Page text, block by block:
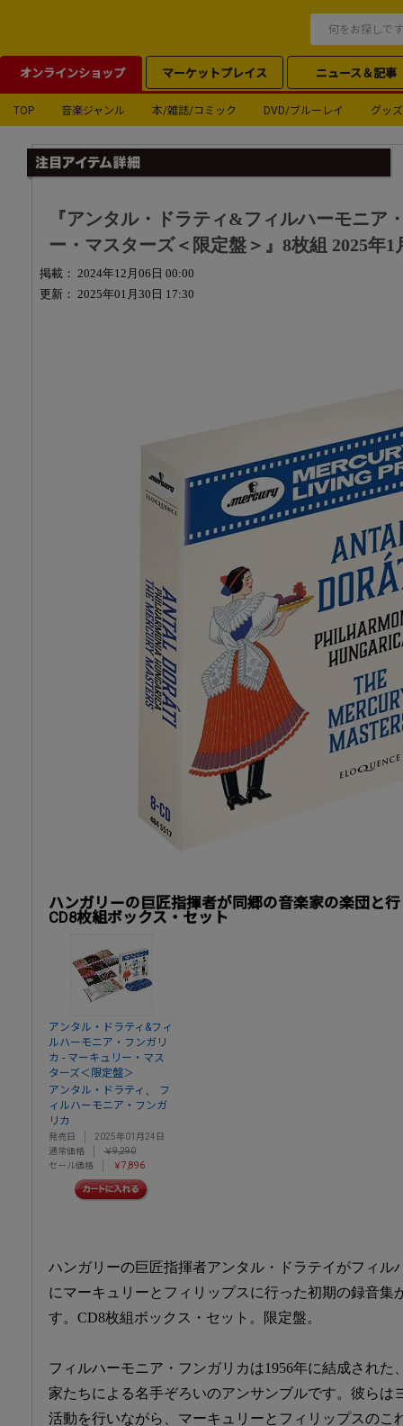
オンラインショップ マーケットプレイス ニュース＆記事
TOP 音楽ジャンル 本/雑誌/コミック DVD/ブルーレイ グッズ
『アンタル・ドラティ&フィルハーモニア
ー・マスターズ＜限定盤＞』8枚組 2025年1
掲載： 2024年12月06日 00:00
更新： 2025年01月30日 17:30
ハンガリーの巨匠指揮者が同郷の音楽家の楽団と
CD8枚組ボックス・セット
アンタル・ドラティ&フィ
ルハーモニア・フンガリ
カ - マーキュリー・マス
ターズ＜限定盤＞
アンタル・ドラティ 、
フ
ィルハーモニア・フンガ
リカ
発売日
2025年01月24日
通常価格
￥9,290
セール価格
￥7,896
ハンガリーの巨匠指揮者アンタル・ドラテイがフィル
にマーキュリーとフィリップスに行った初期の録音集
す。CD8枚組ボックス・セット。限定盤。
フィルハーモニア・フンガリカは1956年に結成された
家たちによる名手ぞろいのアンサンブルです。彼らは
活動を行いながら、マーキュリーとフィリップスのこ